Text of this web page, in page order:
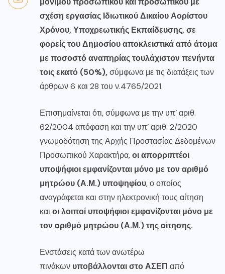
σχέση εργασίας Ιδιωτικού Δικαίου Αορίστου
Χρόνου, Υποχρεωτικής Εκπαίδευσης, σε
φορείς του Δημοσίου αποκλειστικά από άτομα
με ποσοστό αναπηρίας τουλάχιστον πενήντα
τοις εκατό (50%),σύμφωνα με τις διατάξεις των
άρθρων 6 και 28 του ν.4765/2021.
Επισημαίνεται ότι, σύμφωνα με την υπ’ αριθ.
62/2004 απόφαση και την υπ’ αριθ. 2/2020
γνωμοδότηση της Αρχής Προστασίας Δεδομένων
Προσωπικού Χαρακτήρα,οι απορριπτέοι
υποψήφιοι εμφανίζονται μόνο με τον αριθμό
μητρώου (Α.Μ.) υποψηφίου, ο οποίος
αναγράφεται και στην ηλεκτρονική τους αίτηση
και οι λοιποί υποψήφιοι εμφανίζονται μόνο με
τον αριθμό μητρώου (Α.Μ.) της αίτησης.
Ενστάσεις κατά των ανωτέρω
πινάκων υποβάλλονται στο ΑΣΕΠ από